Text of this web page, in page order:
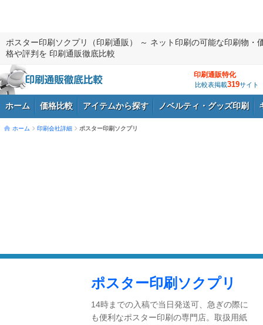
ポスター印刷ソクプリ（印刷通販） ～ ネット印刷の可能な印刷物・
格や評判を 印刷通販徹底比較
印刷通販特化
比較表掲載319サイト
ホーム 価格比較 アイテムから探す ノベルティ・グッズ印刷
ホーム 印刷会社詳細 ポスター印刷ソクプリ
ポスター印刷ソクプリ
14時までの入稿で当日発送可、急ぎの際に
も便利なポスター印刷の専門店。取扱用紙